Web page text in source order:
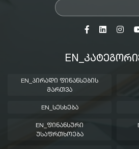
EN_ᲞᲘᲠᲐᲓᲘ ᲤᲘᲜᲐᲜᲡᲔᲑᲘᲡ
ᲛᲐᲠᲗᲕᲐ
EN_ᲡᲔᲡᲮᲔᲑᲐ
EN_ᲤᲘᲜᲐᲜᲡᲣᲠᲘ
ᲣᲡᲐᲤᲠᲗᲮᲝᲔᲑᲐ